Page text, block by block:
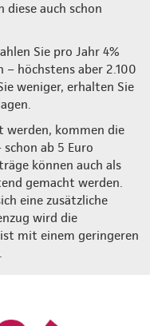
diese auch schon
Sie pro Jahr 4%
– höchstens aber 2.100
weniger, erhalten Sie
werden, kommen die
ab 5 Euro
können auch als
gemacht werden.
eine zusätzliche
wird die
mit einem geringeren